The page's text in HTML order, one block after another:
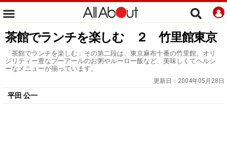
茶館でランチを楽しむ ２ 竹里館東京
「茶館でランチを楽しむ」その第二段は、東京麻布十番の竹里館。オリ
ジリティー豊なプーアールのお粥やルーロー飯など、美味しくてヘルシ
ーなメニューが揃っています。
更新日： 2004年05月28日
平田 公一